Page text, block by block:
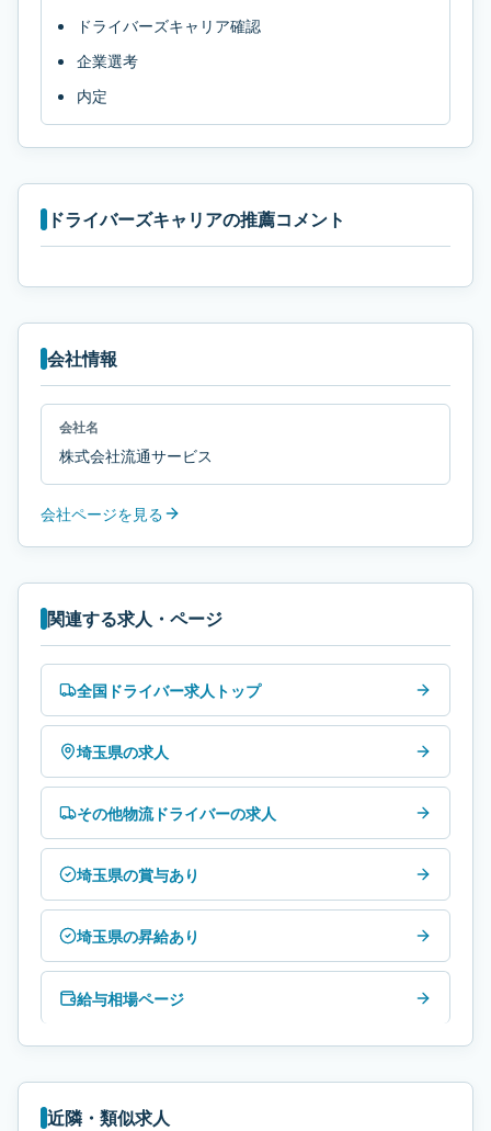
ドライバーズキャリア確認
企業選考
内定
ドライバーズキャリアの推薦コメント
会社情報
会社名
株式会社流通サービス
会社ページを見る
関連する求人・ページ
全国ドライバー求人トップ
埼玉県の求人
その他物流ドライバーの求人
埼玉県の賞与あり
埼玉県の昇給あり
給与相場ページ
近隣・類似求人